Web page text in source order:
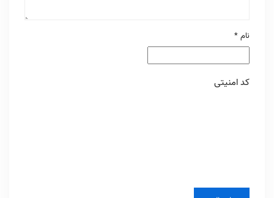
نام *
کد امنیتی